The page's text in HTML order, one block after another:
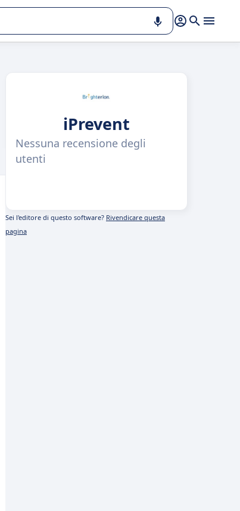
iPrevent
Nessuna recensione degli
utenti
Sei l'editore di questo software? Rivendicare questa
pagina